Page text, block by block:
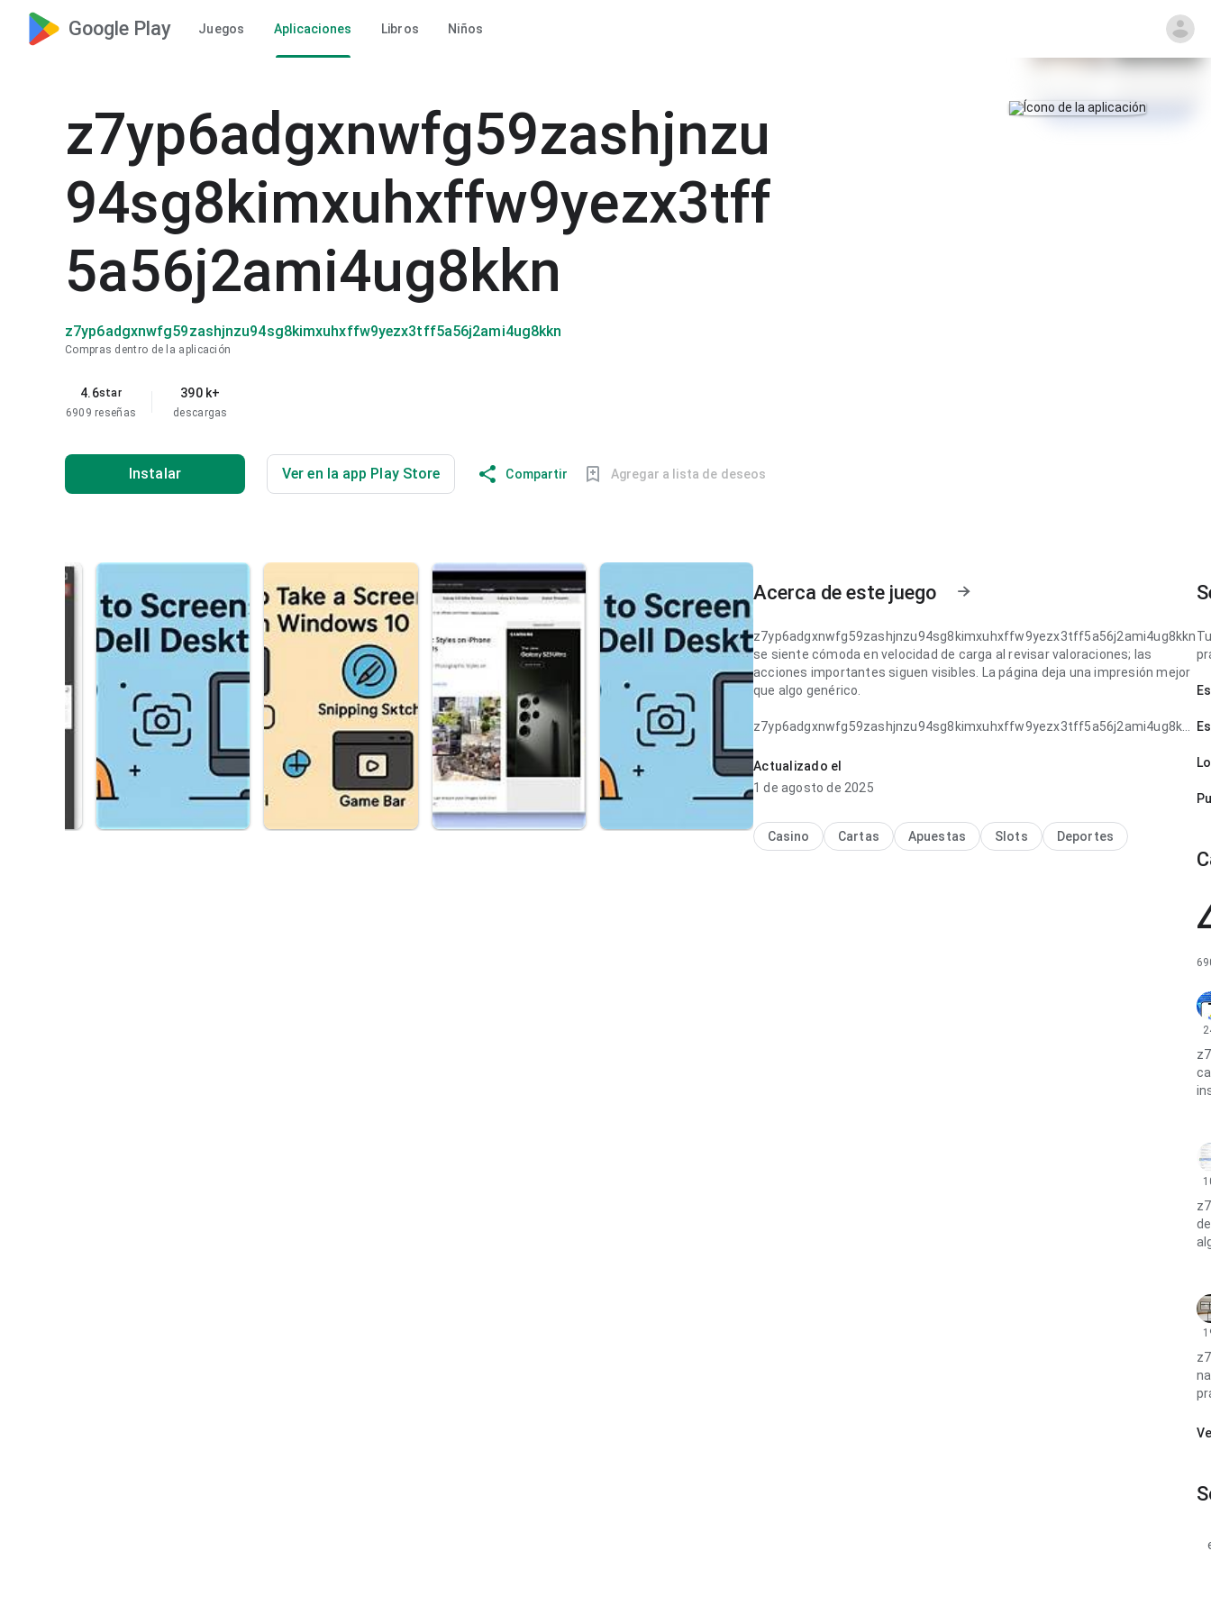
Google Play Juegos Aplicaciones Libros Niños
z7yp6adgxnwfg59zashjnzu
94sg8kimxuhxffw9yezx3tff
5a56j2ami4ug8kkn
z7yp6adgxnwfg59zashjnzu94sg8kimxuhxffw9yezx3tff5a56j2ami4ug8kkn
Compras dentro de la aplicación
4.6star
6909 reseñas
390 k+
descargas
Instalar Ver en la app Play Store Compartir Agregar a lista de deseos
Acerca de este juego
z7yp6adgxnwfg59zashjnzu94sg8kimxuhxffw9yezx3tff5a56j2ami4ug8kkn
se siente cómoda en velocidad de carga al revisar valoraciones; las
acciones importantes siguen visibles. La página deja una impresión mejor
que algo genérico.
z7yp6adgxnwfg59zashjnzu94sg8kimxuhxffw9yezx3tff5a56j2ami4ug8kkn
jerarquía visual se siente natural. Esto transmite más confianza.
Actualizado el
1 de agosto de 2025
Casino Cartas Apuestas Slots Deportes